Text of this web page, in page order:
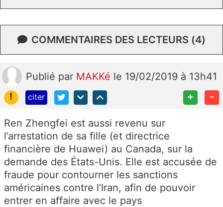
COMMENTAIRES DES LECTEURS (4)
Publié par MAKKé le 19/02/2019 à 13h41
!
citer + -
Ren Zhengfei est aussi revenu sur
l’arrestation de sa fille (et directrice
financière de Huawei) au Canada, sur la
demande des États-Unis. Elle est accusée de
fraude pour contourner les sanctions
américaines contre l’Iran, afin de pouvoir
entrer en affaire avec le pays